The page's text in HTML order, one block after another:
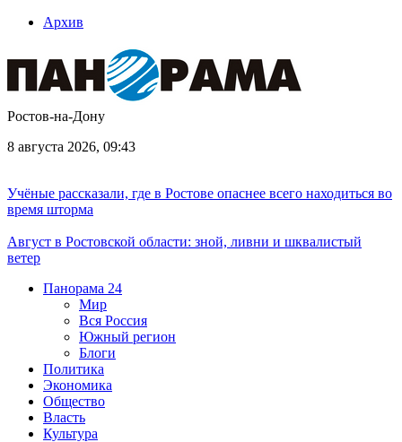
Архив
Ростов-на-Дону
8 августа 2026, 09:43
Учёные рассказали, где в Ростове опаснее всего находиться во
время шторма
Август в Ростовской области: зной, ливни и шквалистый
ветер
Панорама 24
Мир
Вся Россия
Южный регион
Блоги
Политика
Экономика
Общество
Власть
Культура